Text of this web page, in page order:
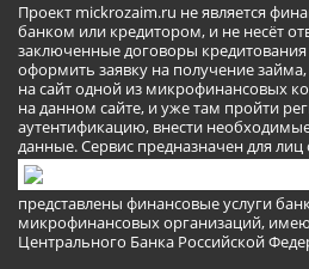
Проект mickrozaim.ru не является
банком или кредитором, и не несёт
заключенные договоры
оформить заявку на получение
на сайт одной из микрофинансовых
на данном сайте, и уже там пройти
аутентификацию, внести
данные. Сервис предназначен для лиц
представлены финансовые услуги
микрофинансовых организаций,
Центрального Банка Российской